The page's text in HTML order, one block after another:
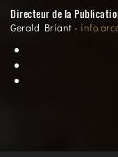
Directeur de la
Gerald Briant -